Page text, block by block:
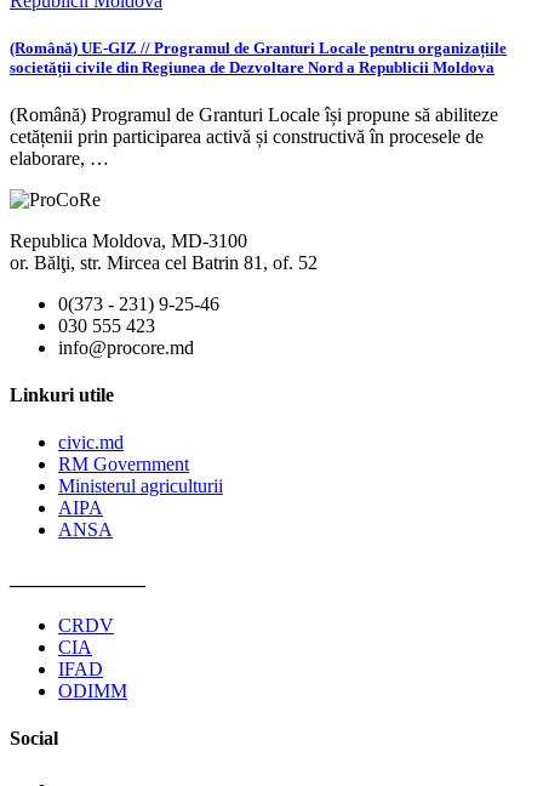
(Română) UE-GIZ // Programul de Granturi Locale pentru organizațiile
societății civile din Regiunea de Dezvoltare Nord a Republicii Moldova
(Română) Programul de Granturi Locale își propune să abiliteze
cetățenii prin participarea activă și constructivă în procesele de
elaborare, …
Republica Moldova, MD-3100
or. Bălţi, str. Mircea cel Batrin 81, of. 52
0(373 - 231) 9-25-46
030 555 423
info@procore.md
Linkuri utile
civic.md
RM Government
Ministerul agriculturii
AIPA
ANSA
CRDV
CIA
IFAD
ODIMM
Social